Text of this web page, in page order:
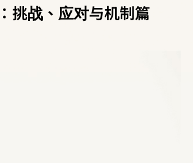
挑战、应对与机制篇